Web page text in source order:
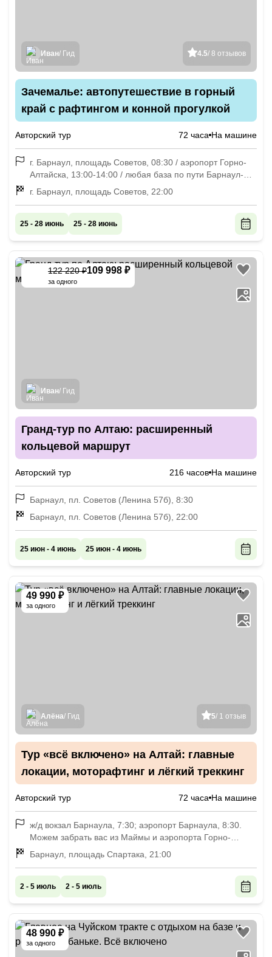
4.5/ 8 отзывов
Иван/ Гид
Зачемалье: автопутешествие в горный
край с рафтингом и конной прогулкой
Авторский тур 72 часа На машине
г. Барнаул, площадь Советов, 08:30 / аэропорт Горно-
Алтайска, 13:00-14:00 / любая база по пути Барнаул-
Чемал
г. Барнаул, площадь Советов, 22:00
25 - 28 июнь 25 - 28 июнь
122 220 ₽109 998 ₽
за одного
Иван/ Гид
Гранд-тур по Алтаю: расширенный
кольцевой маршрут
Авторский тур 216 часов На машине
Барнаул, пл. Советов (Ленина 57б), 8:30
Барнаул, пл. Советов (Ленина 57б), 22:00
25 июн - 4 июнь 25 июн - 4 июнь
49 990 ₽
за одного
5/ 1 отзыв
Алёна/ Гид
Тур «всё включено» на Алтай: главные
локации, моторафтинг и лёгкий треккинг
Авторский тур 72 часа На машине
ж/д вокзал Барнаула, 7:30; аэропорт Барнаула, 8:30.
Можем забрать вас из Маймы и аэропорта Горно-
Алтайска
Барнаул, площадь Спартака, 21:00
2 - 5 июль 2 - 5 июль
48 990 ₽
за одного